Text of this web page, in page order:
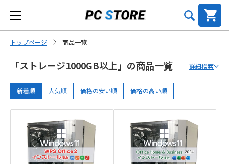
トップページ 商品一覧
「ストレージ1000GB以上」の商品一覧 詳細検索
新着順 人気順 価格の安い順 価格の高い順